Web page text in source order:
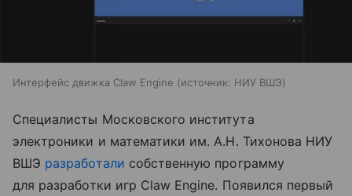
Интерфейс движка Claw Engine источник: НИУ ВШЭ
Специалисты Московского института
электроники и математики им. А.Н. Тихонова НИУ
ВШЭ разработали собственную программу
для разработки игр Claw Engine. Появился первый